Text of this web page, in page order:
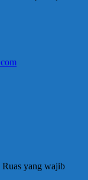
Ruas yang wajib